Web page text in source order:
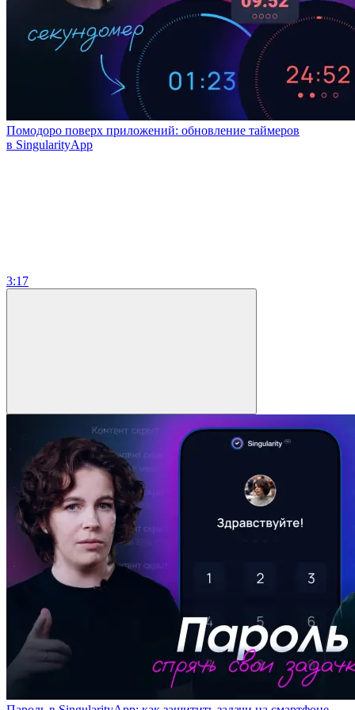
Помодоро поверх приложений: обновление таймеров
в SingularityApp
3:17